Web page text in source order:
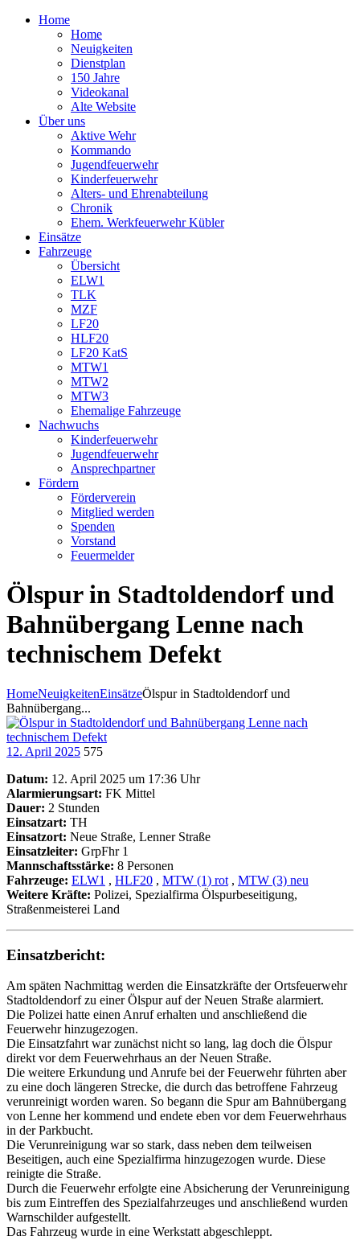
Home
Home
Neuigkeiten
Dienstplan
150 Jahre
Videokanal
Alte Website
Über uns
Aktive Wehr
Kommando
Jugendfeuerwehr
Kinderfeuerwehr
Alters- und Ehrenabteilung
Chronik
Ehem. Werkfeuerwehr Kübler
Einsätze
Fahrzeuge
Übersicht
ELW1
TLK
MZF
LF20
HLF20
LF20 KatS
MTW1
MTW2
MTW3
Ehemalige Fahrzeuge
Nachwuchs
Kinderfeuerwehr
Jugendfeuerwehr
Ansprechpartner
Fördern
Förderverein
Mitglied werden
Spenden
Vorstand
Feuermelder
Ölspur in Stadtoldendorf und
Bahnübergang Lenne nach
technischem Defekt
HomeNeuigkeitenEinsätzeÖlspur in Stadtoldendorf und
Bahnübergang...
12. April 2025 575
Datum: 12. April 2025 um 17:36 Uhr
Alarmierungsart: FK Mittel
Dauer: 2 Stunden
Einsatzart: TH
Einsatzort: Neue Straße, Lenner Straße
Einsatzleiter: GrpFhr 1
Mannschaftsstärke: 8 Personen
Fahrzeuge: ELW1 , HLF20 , MTW (1) rot , MTW (3) neu
Weitere Kräfte: Polizei, Spezialfirma Ölspurbeseitigung,
Straßenmeisterei Land
Einsatzbericht:
Am späten Nachmittag werden die Einsatzkräfte der Ortsfeuerwehr
Stadtoldendorf zu einer Ölspur auf der Neuen Straße alarmiert.
Die Polizei hatte einen Anruf erhalten und anschließend die
Feuerwehr hinzugezogen.
Die Einsatzfahrt war zunächst nicht so lang, lag doch die Ölspur
direkt vor dem Feuerwehrhaus an der Neuen Straße.
Die weitere Erkundung und Anrufe bei der Feuerwehr führten aber
zu eine doch längeren Strecke, die durch das betroffene Fahrzeug
verunreinigt worden waren. So begann die Spur am Bahnübergang
von Lenne her kommend und endete eben vor dem Feuerwehrhaus
in der Parkbucht.
Die Verunreinigung war so stark, dass neben dem teilweisen
Beseitigen, auch eine Spezialfirma hinzugezogen wurde. Diese
reinigte die Straße.
Durch die Feuerwehr erfolgte eine Absicherung der Verunreinigung
bis zum Eintreffen des Spezialfahrzeuges und anschließend wurden
Warnschilder aufgestellt.
Das Fahrzeug wurde in eine Werkstatt abgeschleppt.